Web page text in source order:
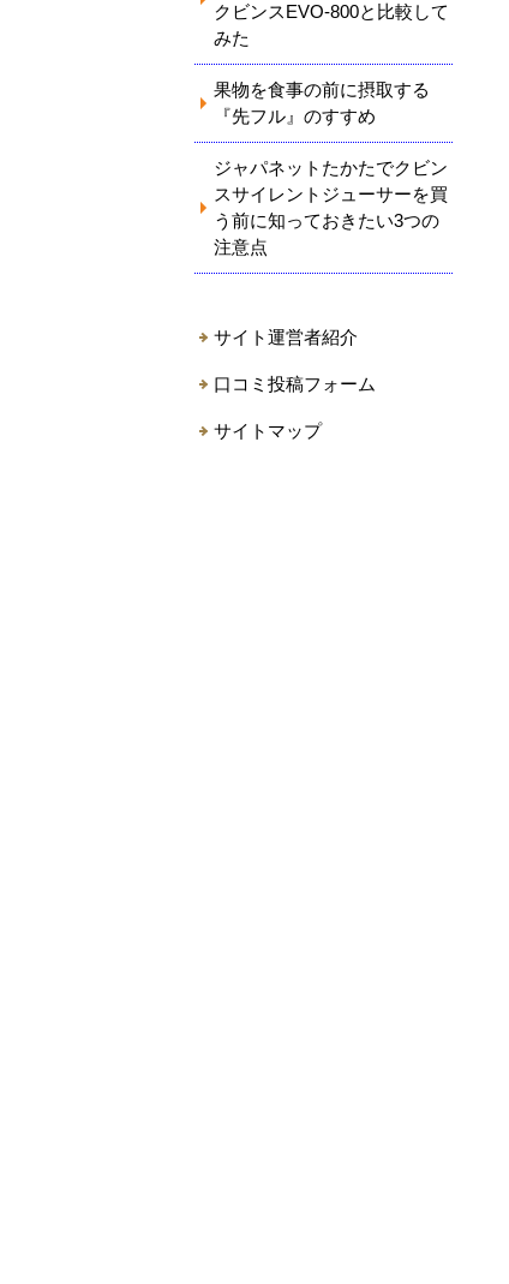
クビンスEVO-800と比較して
みた
果物を食事の前に摂取する
『先フル』のすすめ
ジャパネットたかたでクビン
スサイレントジューサーを買
う前に知っておきたい3つの
注意点
サイト運営者紹介
口コミ投稿フォーム
サイトマップ